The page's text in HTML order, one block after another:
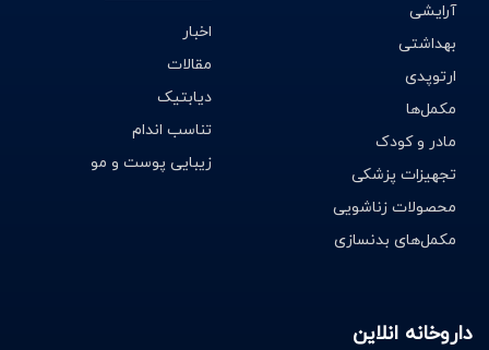
آرایشی
بهداشتی
ارتوپدی
مکمل‌ها
مادر و کودک
تجهیزات پزشکی
محصولات زناشویی
مکمل‌های بدنسازی
اخبار
مقالات
دیابتیک
تناسب اندام
زیبایی پوست و مو
داروخانه انلاین